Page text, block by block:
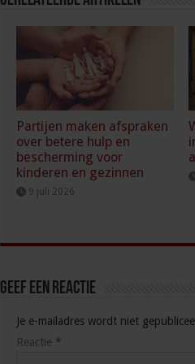
Partijen maken afspraken
over betere hulp en
bescherming voor
kinderen en gezinnen
9 juli 2026
Geef een reactie
Je e-mailadres wordt niet
Reactie *